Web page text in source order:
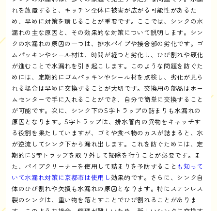
れを放置すると、キッチン全体に被害が広がる可能性があるた
め、早めに対策を講じることが重要です。ここでは、シンクの水
漏れの主な原因と、その効果的な対策について説明します。シン
クの水漏れの原因の一つは、排水パイプや接合部の劣化です。ゴ
ムパッキンやシール材は、時間が経つと劣化し、ひび割れや硬化
が進むことで水漏れを引き起こします。このような問題を防ぐた
めには、定期的にゴムパッキンやシール材を点検し、劣化が見ら
れる場合は早めに交換することが大切です。交換用の部品はホー
ムセンターで手に入れることができ、自分で簡単に交換すること
が可能です。次に、シンク下のS字トラップの詰まりも水漏れの
原因となります。S字トラップは、排水管内の異物をキャッチす
る役割を果たしていますが、ゴミや食べ物のカスが詰まると、水
が逆流してシンク下から漏れ出します。これを防ぐためには、定
期的にS字トラップを取り外して掃除を行うことが必要です。ま
た、パイプクリーナーを使用して詰まりを予防すること も知って
いて水漏れ対策に京都市は使用し効果的です。さらに、シンク自
体のひび割れや欠損も水漏れの原因となります。特にステンレス
製のシンクは、重い物を落とすことでひび割れることがありま